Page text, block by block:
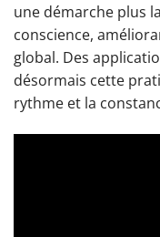
une démarche plus
conscience,
global. Des
désormais cette
rythme et la